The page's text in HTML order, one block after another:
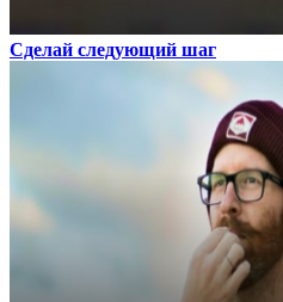
Сделай следующий шаг